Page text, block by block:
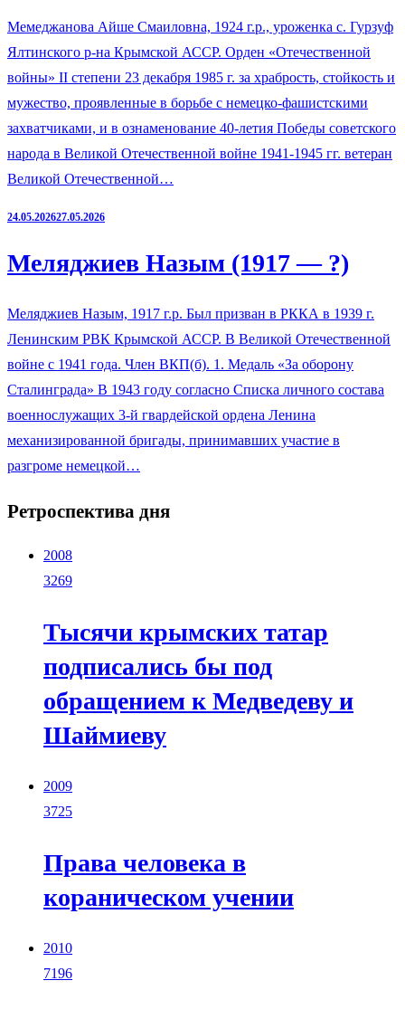
Мемеджанова Айше Смаиловна, 1924 г.р., уроженка с. Гурзуф
Ялтинского р-на Крымской АССР. Орден «Отечественной
войны» II степени 23 декабря 1985 г. за храбрость, стойкость и
мужество, проявленные в борьбе с немецко-фашистскими
захватчиками, и в ознаменование 40-летия Победы советского
народа в Великой Отечественной войне 1941-1945 гг. ветеран
Великой Отечественной…
24.05.202627.05.2026
Меляджиев Назым (1917 — ?)
Меляджиев Назым, 1917 г.р. Был призван в РККА в 1939 г.
Ленинским РВК Крымской АССР. В Великой Отечественной
войне с 1941 года. Член ВКП(б). 1. Медаль «За оборону
Сталинграда» В 1943 году согласно Списка личного состава
военнослужащих 3-й гвардейской ордена Ленина
механизированной бригады, принимавших участие в
разгроме немецкой…
Ретроспектива дня
2008
3269
Тысячи крымских татар
подписались бы под
обращением к Медведеву и
Шаймиеву
2009
3725
Права человека в
кораническом учении
2010
7196